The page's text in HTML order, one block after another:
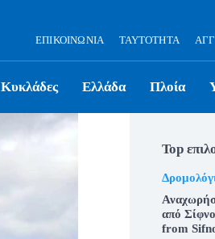
ΕΠΙΚΟΙΝΩΝΊΑ ΤΑΥΤΌΤΗΤΑ
Κυκλάδες Ελλάδα Πλοία
Top
από
from